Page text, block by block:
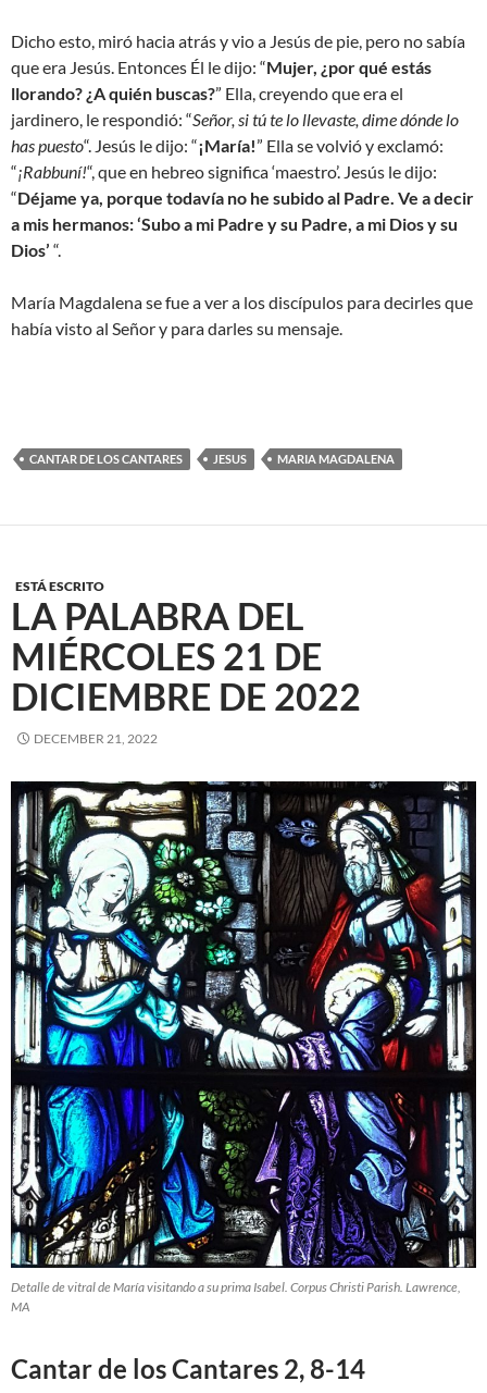
Dicho esto, miró hacia atrás y vio a Jesús de pie, pero no sabía
que era Jesús. Entonces Él le dijo: “Mujer, ¿por qué estás
llorando? ¿A quién buscas?” Ella, creyendo que era el
jardinero, le respondió: “Señor, si tú te lo llevaste, dime dónde lo
has puesto“. Jesús le dijo: “¡María!” Ella se volvió y exclamó:
“¡Rabbuní!“, que en hebreo significa ‘maestro’. Jesús le dijo:
“Déjame ya, porque todavía no he subido al Padre. Ve a decir
a mis hermanos: ‘Subo a mi Padre y su Padre, a mi Dios y su
Dios’ “.
María Magdalena se fue a ver a los discípulos para decirles que
había visto al Señor y para darles su mensaje.
CANTAR DE LOS CANTARES JESUS MARIA MAGDALENA
ESTÁ ESCRITO
LA PALABRA DEL
MIÉRCOLES 21 DE
DICIEMBRE DE 2022
DECEMBER 21, 2022
Detalle de vitral de María visitando a su prima Isabel. Corpus Christi Parish. Lawrence,
MA
Cantar de los Cantares 2, 8-14